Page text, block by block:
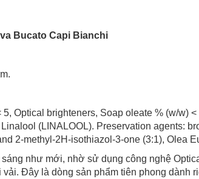
Bucato Capi Bianchi
Optical brighteners, Soap oleate % (w/w)
(LINALOOL). Preservation agents:
2-methyl-2H-isothiazol-3-one (3:1), Olea
như mới, nhờ sử dụng công nghệ
Đây là dòng sản phẩm tiên phong dành